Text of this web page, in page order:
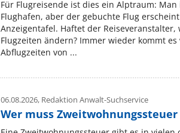
Für Flugreisende ist dies ein Alptraum:
Flughafen, aber der gebuchte Flug
Anzeigentafel. Haftet der Reiseveranstalter,
Flugzeiten ändern? Immer wieder kommt es
Abflugzeiten von ...
06.08.2026, Redaktion Anwalt-Suchservice
Wer muss